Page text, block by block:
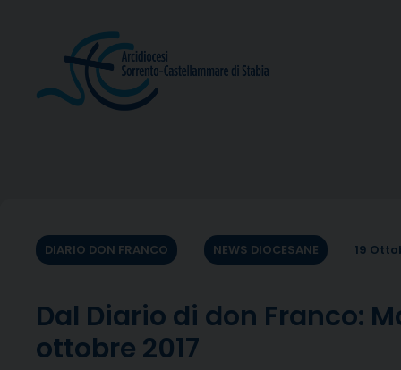
DIARIO DON FRANCO NEWS DIOCESANE 19
Dal Diario di don Franco:
ottobre 2017